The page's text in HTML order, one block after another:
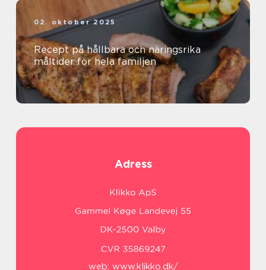
02. oktober 2025
Recept på hållbara och näringsrika
måltider för hela familjen
Adress
web: www.klikko.dk/